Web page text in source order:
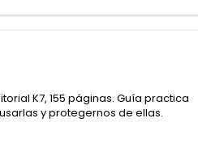
K7, 155 páginas. Guía practica
y protegernos de ellas.